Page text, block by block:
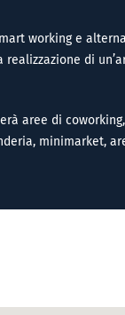
working e
di
aree di
minimarket,